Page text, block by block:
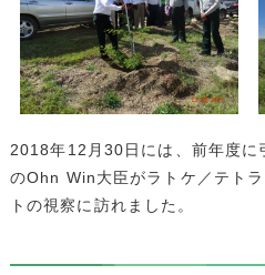
2018年12月30日には、前年度に
のOhn Win大臣がラトケ／テト
トの視察に訪れました。